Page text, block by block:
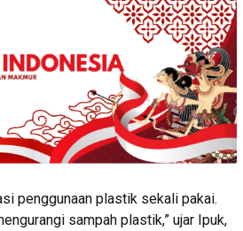
penggunaan plastik sekali pakai.
sampah plastik,” ujar Ipuk,